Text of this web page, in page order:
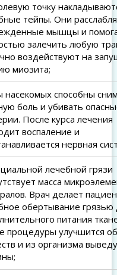
точку
тейпы. Они
мышцы и
залечить любую
воздействуют на
миозита;
насекомых способны
боль и убивать
После курса лечения
воспаление и
нервная
лечебной грязи
масса
Врач делает
обертывание грязью
питания
процедуры улучшится
и из организма